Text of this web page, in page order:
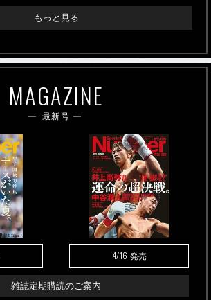
もっと見る
MAGAZINE
最新号
4/16 発売
雑誌定期購読のご案内